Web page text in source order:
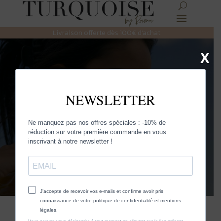
Livraison offerte dès 100€ d’achat
Les Ecuadors
Découvrez la sélection Turquoise et
faites rayonner la femme qui est en
X